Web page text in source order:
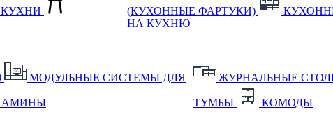
КУХНИ
(КУХОННЫЕ ФАРТУКИ)
НА КУХНЮ
МОДУЛЬНЫЕ СИСТЕМЫ ДЛЯ ЖУРНАЛЬНЫЕ
ТУМБЫ КОМОДЫ